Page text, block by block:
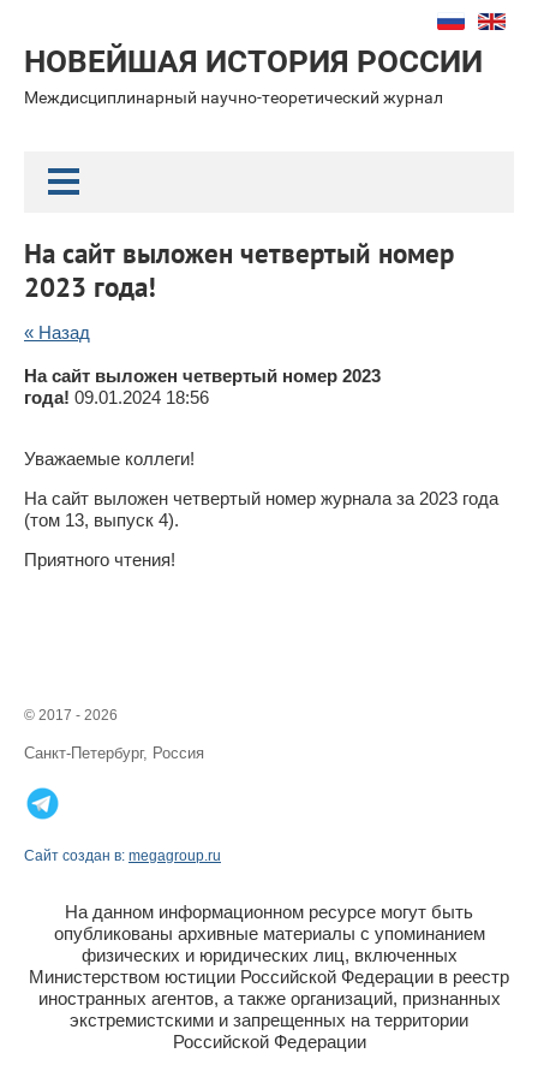
НОВЕЙШАЯ ИСТОРИЯ РОССИИ
Междисциплинарный научно-теоретический журнал
На сайт выложен четвертый номер
2023 года!
« Назад
На сайт выложен четвертый номер 2023
года! 09.01.2024 18:56
Уважаемые коллеги!
На сайт выложен четвертый номер журнала за 2023 года
(том 13, выпуск 4).
Приятного чтения!
© 2017 - 2026
Санкт-Петербург, Россия
Сайт создан в: megagroup.ru
На данном информационном ресурсе могут быть
опубликованы архивные материалы с упоминанием
физических и юридических лиц, включенных
Министерством юстиции Российской Федерации в реестр
иностранных агентов, а также организаций, признанных
экстремистскими и запрещенных на территории
Российской Федерации